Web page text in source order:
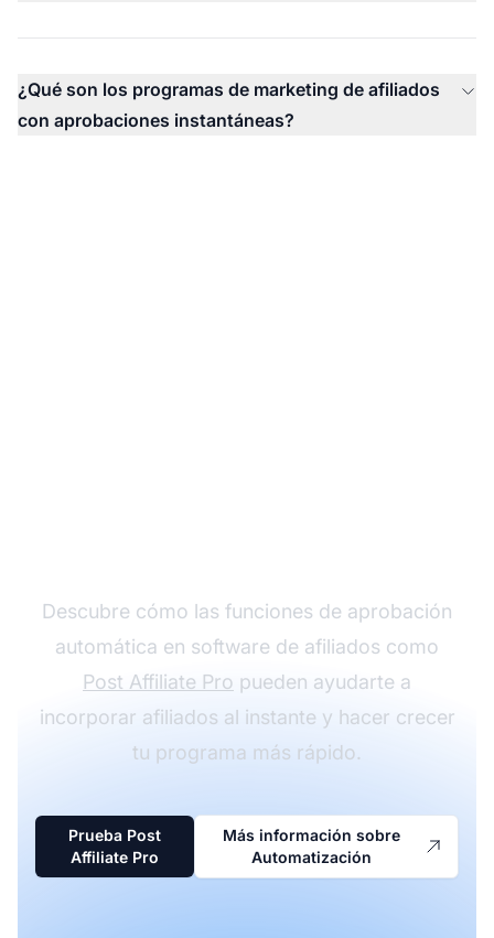
¿Qué son los programas de marketing de afiliados
con aprobaciones instantáneas?
Descubre cómo las funciones de aprobación
automática en software de afiliados como
Post Affiliate Pro pueden ayudarte a
incorporar afiliados al instante y hacer crecer
tu programa más rápido.
Prueba Post
Affiliate Pro
Más información sobre
Automatización